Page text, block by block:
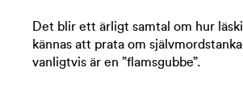
Det blir ett ärligt samtal om hur
kännas att prata om
vanligtvis är en ”flamsgubbe”.